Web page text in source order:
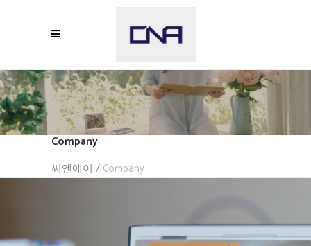
Company
씨엔에이 / Company